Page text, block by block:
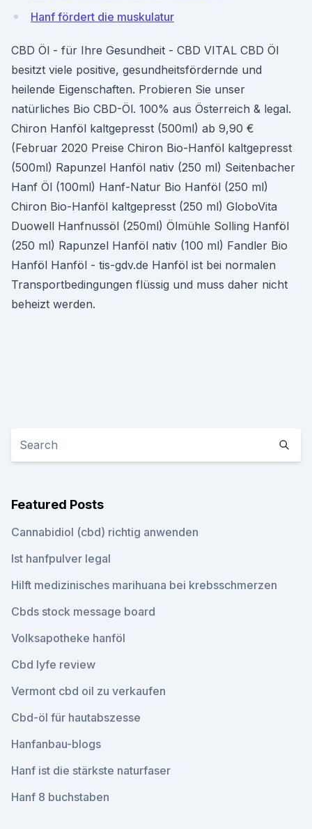
Hanf fördert die muskulatur
CBD Öl - für Ihre Gesundheit - CBD VITAL CBD Öl
besitzt viele positive, gesundheitsfördernde und
heilende Eigenschaften. Probieren Sie unser
natürliches Bio CBD-Öl. 100% aus Österreich & legal.
Chiron Hanföl kaltgepresst (500ml) ab 9,90 €
(Februar 2020 Preise Chiron Bio-Hanföl kaltgepresst
(500ml) Rapunzel Hanföl nativ (250 ml) Seitenbacher
Hanf Öl (100ml) Hanf-Natur Bio Hanföl (250 ml)
Chiron Bio-Hanföl kaltgepresst (250 ml) GloboVita
Duowell Hanfnussöl (250ml) Ölmühle Solling Hanföl
(250 ml) Rapunzel Hanföl nativ (100 ml) Fandler Bio
Hanföl Hanföl - tis-gdv.de Hanföl ist bei normalen
Transportbedingungen flüssig und muss daher nicht
beheizt werden.
Featured Posts
Cannabidiol (cbd) richtig anwenden
Ist hanfpulver legal
Hilft medizinisches marihuana bei krebsschmerzen
Cbds stock message board
Volksapotheke hanföl
Cbd lyfe review
Vermont cbd oil zu verkaufen
Cbd-öl für hautabszesse
Hanfanbau-blogs
Hanf ist die stärkste naturfaser
Hanf 8 buchstaben